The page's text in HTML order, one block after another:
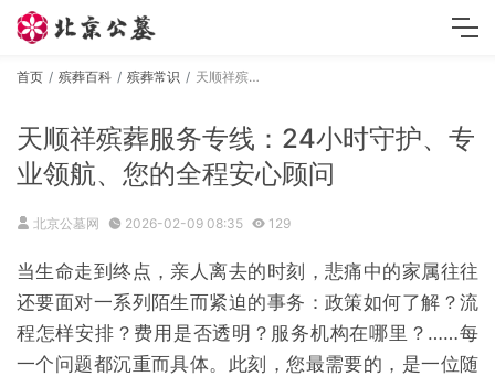
首页 殡葬百科 殡葬常识 天顺祥殡葬服务专线：24小时守护、专业领航、您的全程安心顾问
天顺祥殡葬服务专线：24小时守护、专
业领航、您的全程安心顾问
北京公墓网 2026-02-09 08:35 129
当生命走到终点，亲人离去的时刻，悲痛中的家属往往
还要面对一系列陌生而紧迫的事务：政策如何了解？流
程怎样安排？费用是否透明？服务机构在哪里？……每
一个问题都沉重而具体。此刻，您最需要的，是一位随